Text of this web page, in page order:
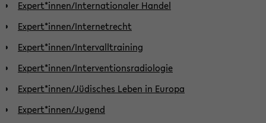
Expert*innen/Internationaler Handel
Expert*innen/Internetrecht
Expert*innen/Intervalltraining
Expert*innen/Interventionsradiologie
Expert*innen/Jüdisches Leben in Europa
Expert*innen/Jugend